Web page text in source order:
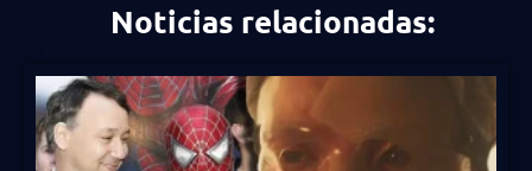
Noticias relacionadas: